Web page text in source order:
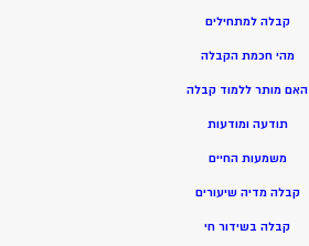
קבלה למתחילים
מהי חכמת הקבלה
האם מותר ללמוד קבלה
תודעה ומודעות
משמעות החיים
קבלה מדיה שיעורים
קבלה בשידור חי